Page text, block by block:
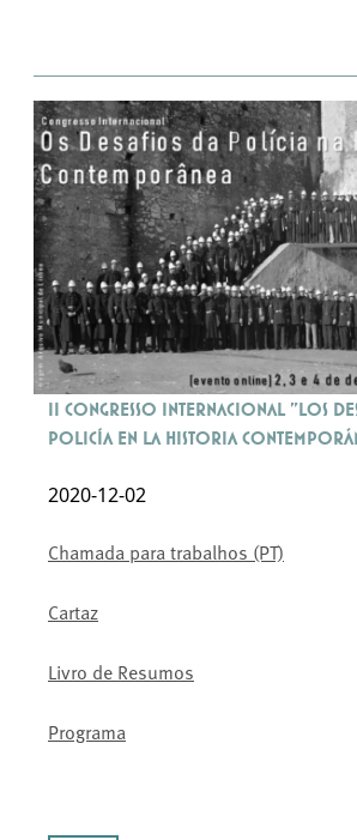
II Congresso Internacional "Los
Policía en la Historia
2020-12-02
Chamada para trabalhos (PT)
Cartaz
Livro de Resumos
Programa